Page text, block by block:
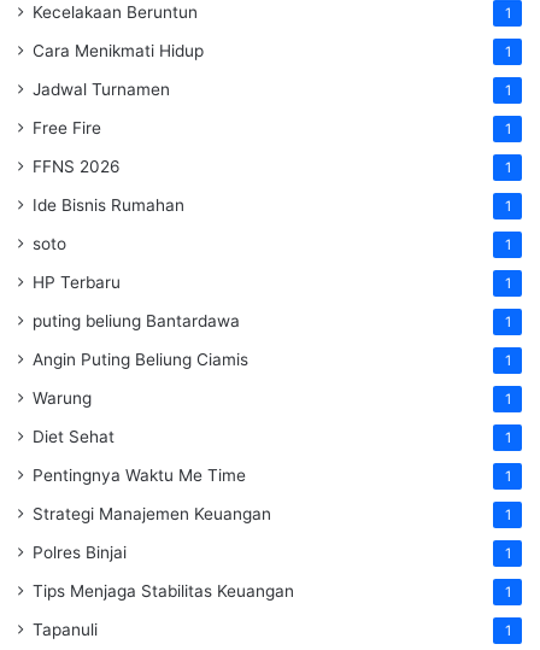
Kecelakaan Beruntun 1
Cara Menikmati Hidup 1
Jadwal Turnamen 1
Free Fire 1
FFNS 2026 1
Ide Bisnis Rumahan 1
soto 1
HP Terbaru 1
puting beliung Bantardawa 1
Angin Puting Beliung Ciamis 1
Warung 1
Diet Sehat 1
Pentingnya Waktu Me Time 1
Strategi Manajemen Keuangan 1
Polres Binjai 1
Tips Menjaga Stabilitas Keuangan 1
Tapanuli 1